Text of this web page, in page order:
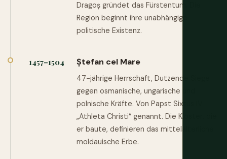
Dragoș gründet das Fürstentum. Die
Region beginnt ihre unabhängige
politische Existenz.
1457–1504 Ștefan cel Mare
47-jährige Herrschaft, Dutzende Siege
gegen osmanische, ungarische und
polnische Kräfte. Von Papst Sixtus IV.
„Athleta Christi“ genannt. Die Klöster, die
er baute, definieren das mittelalterliche
moldauische Erbe.